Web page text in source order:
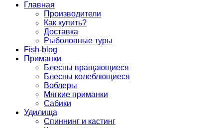
Главная
Производители
Как купить?
Доставка
Рыболовные туры
Fish-blog
Приманки
Блесны вращающиеся
Блесны колеблющиеся
Воблеры
Мягкие приманки
Сабики
Удилища
Спиннинг и кастинг